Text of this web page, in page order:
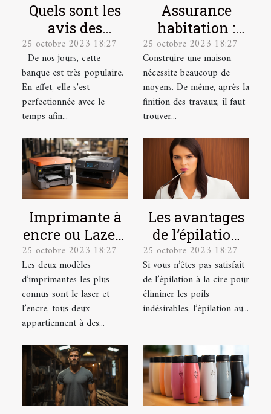
Quels sont les
avis des
utilisateurs sur
la banque en
ligne
Boursorama ?
25 octobre 2023 18:27
De nos jours, cette
banque est très populaire.
En effet, elle s'est
perfectionnée avec le
temps afin...
Assurance
habitation :
quelles sont les
garanties ?
25 octobre 2023 18:27
Construire une maison
nécessite beaucoup de
moyens. De même, après la
finition des travaux, il faut
trouver...
Imprimante à
encre ou Lazer :
laquelle
choisir ?
25 octobre 2023 18:27
Les deux modèles
d’imprimantes les plus
connus sont le laser et
l’encre, tous deux
appartiennent à des...
Les avantages
de l’épilation
au laser et
comment se
préparer pour ?
25 octobre 2023 18:27
Si vous n’êtes pas satisfait
de l’épilation à la cire pour
éliminer les poils
indésirables, l’épilation au...